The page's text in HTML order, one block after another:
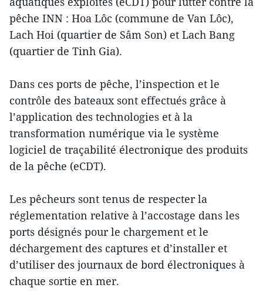
pêche INN : Hoa Lôc (commune de Van Lôc),
Lach Hoi (quartier de Sâm Son) et Lach Bang
(quartier de Tinh Gia).
Dans ces ports de pêche, l’inspection et le
contrôle des bateaux sont effectués grâce à
l’application des technologies et à la
transformation numérique via le système
logiciel de traçabilité électronique des produits
de la pêche (eCDT).
Les pêcheurs sont tenus de respecter la
réglementation relative à l’accostage dans les
ports désignés pour le chargement et le
déchargement des captures et d’installer et
d’utiliser des journaux de bord électroniques à
chaque sortie en mer.